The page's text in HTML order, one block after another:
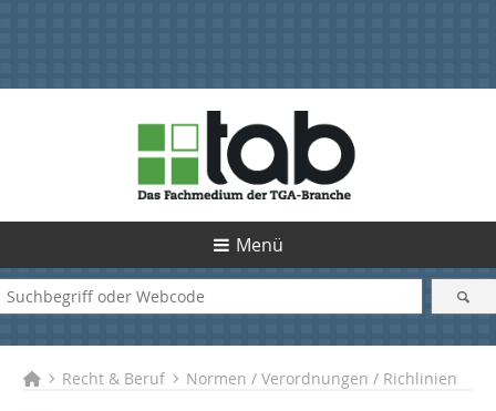
Menü
Recht & Beruf Normen / Verordnungen / Richlinien